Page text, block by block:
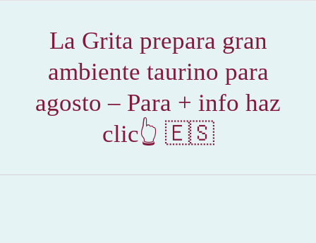
La Grita prepara gran
ambiente taurino para
agosto – Para + info haz
clic👆 🇪🇸